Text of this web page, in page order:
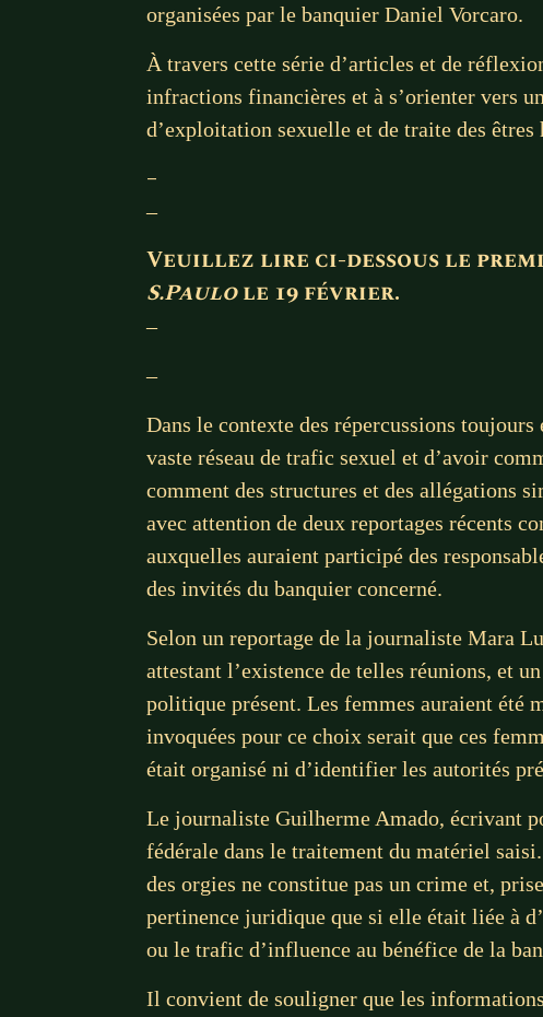
organisées par le banquier Daniel Vorcaro.
À travers cette série d’articles et de
infractions financières et à s’orienter vers
d’exploitation sexuelle et de traite des êtres
–
–
Veuillez lire ci-dessous le
S.Paulole 19 février.
–
–
Dans le contexte des répercussions
vaste réseau de trafic sexuel et d’avoir
comment des structures et des allégations
avec attention de deux reportages récents
auxquelles auraient participé des
des invités du banquier concerné.
Selon un reportage de la journaliste Mara
attestant l’existence de telles réunions, et
politique présent. Les femmes auraient été
invoquées pour ce choix serait que ces
était organisé ni d’identifier les autorités
Le journaliste Guilherme Amado, écrivant
fédérale dans le traitement du matériel
des orgies ne constitue pas un crime et,
pertinence juridique que si elle était liée à
ou le trafic d’influence au bénéfice de la
Il convient de souligner que les